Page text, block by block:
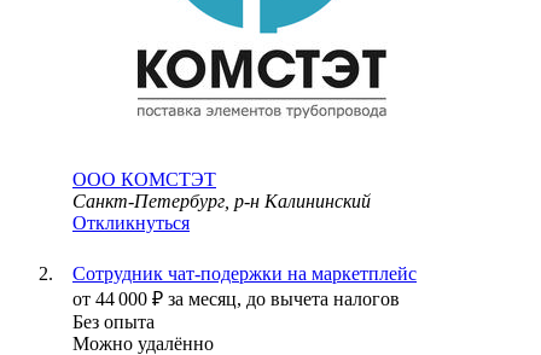
ООО КОМСТЭТ
Санкт-Петербург, р-н Калининский
Откликнуться
Сотрудник чат-подержки на маркетплейс
от 44 000 ₽ за месяц, до вычета налогов
Без опыта
Можно удалённо